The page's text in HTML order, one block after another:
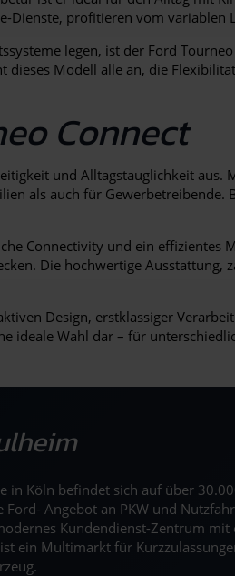
Dienste, profitieren vom variablen
legen, ist der Ford
Modell alle an, die
Connect
und Alltagstauglichkeit
als auch für
Connectivity und ein effizientes
Die hochwertige
Design, erstklassiger
ideale Wahl dar – für
Köln befindet sich auf über
Angebot an PKW und
Kundendienst-Zentrum
ein Multimarkt für